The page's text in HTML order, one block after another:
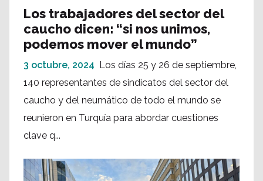
Los trabajadores del sector del
caucho dicen: “si nos unimos,
podemos mover el mundo”
3 octubre, 2024 Los días 25 y 26 de septiembre,
140 representantes de sindicatos del sector del
caucho y del neumático de todo el mundo se
reunieron en Turquía para abordar cuestiones
clave q...